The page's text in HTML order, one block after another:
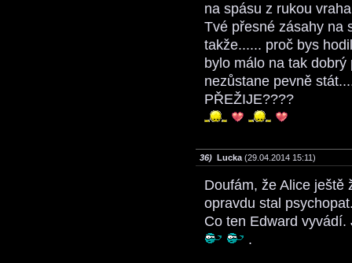
na spásu z rukou
Tvé přesné zásahy na
takže...... proč bys
bylo málo na tak
nezůstane pevně
PŘEŽIJE????
36) Lucka (29.04.2014 15:11)
Doufám, že Alice ještě
opravdu stal
Co ten Edward
.